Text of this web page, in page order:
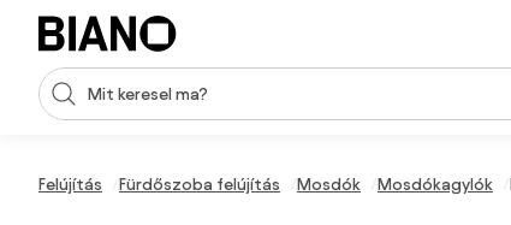
Navigáció kihagyása, ugrás a tartalomra
Keresési bevitel
Felújítás Fürdőszoba felújítás Mosdók Mosdókagylók